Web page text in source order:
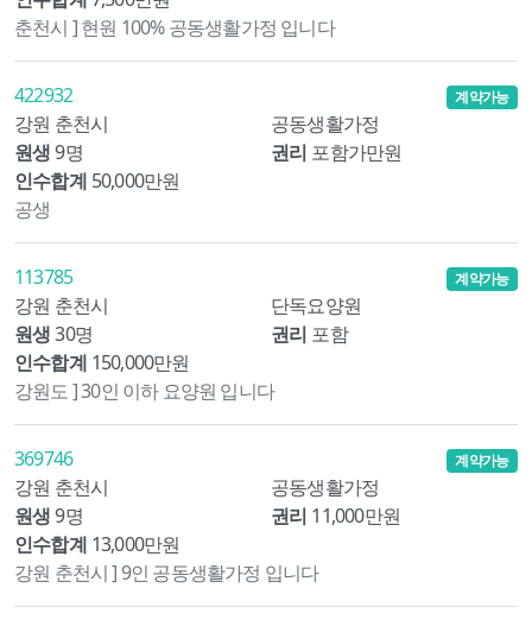
춘천시 ] 현원 100% 공동생활가정 입니다
422932
강원 춘천시
공동생활가정
원생 9명 권리 포함가만원
인수합계 50,000만원
계약가능
공생
113785
강원 춘천시
단독요양원
원생 30명 권리 포함
인수합계 150,000만원
계약가능
강원도 ] 30인 이하 요양원 입니다
369746
강원 춘천시
공동생활가정
원생 9명 권리 11,000만원
인수합계 13,000만원
계약가능
강원 춘천시 ] 9인 공동생활가정 입니다